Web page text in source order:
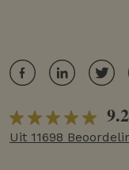
9.2
Uit 11698